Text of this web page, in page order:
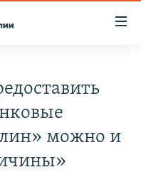
можно и